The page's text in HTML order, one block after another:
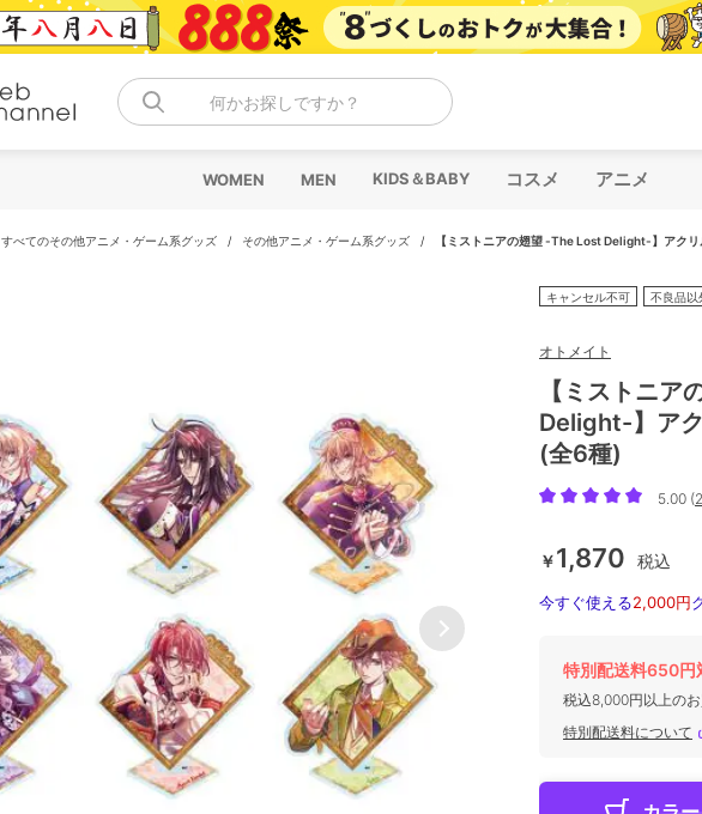
何かお探しですか？
WOMEN MEN KIDS＆BABY コスメ アニメ
すべてのその他アニメ・ゲーム系グッズ / その他アニメ・ゲーム系グッズ / 【ミストニアの翅望 -The Lost Delight-】アク
キャンセル不可 不良品以
オトメイト
【ミストニ
Delight-】ア
(全6種)
5.00 (
￥1,870 税込
今すぐ使える2,000円
特別配送料650円
税込8,000円以上の
特別配送料について